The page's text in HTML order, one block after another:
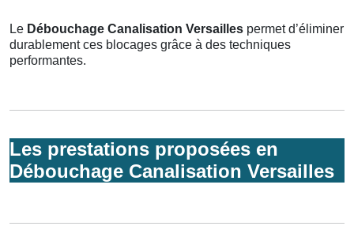
Le Débouchage Canalisation Versailles permet d’éliminer
durablement ces blocages grâce à des techniques
performantes.
Les prestations proposées en
Débouchage Canalisation Versailles